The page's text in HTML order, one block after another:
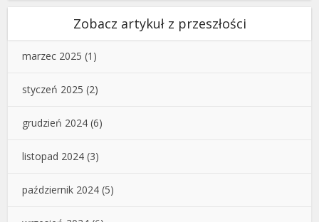
Zobacz artykuł z przeszłości
marzec 2025 (1)
styczeń 2025 (2)
grudzień 2024 (6)
listopad 2024 (3)
październik 2024 (5)